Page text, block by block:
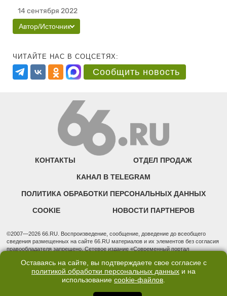
14 сентября 2022
Автор/Источник
ЧИТАЙТЕ НАС В СОЦСЕТЯХ:
Сообщить новость
КОНТАКТЫ ОТДЕЛ ПРОДАЖ
КАНАЛ В TELEGRAM
ПОЛИТИКА ОБРАБОТКИ ПЕРСОНАЛЬНЫХ ДАННЫХ
COOKIE НОВОСТИ ПАРТНЕРОВ
©2007—2026 66.RU. Воспроизведение, сообщение, доведение до всеобщего
сведения размещенных на сайте 66.RU материалов и их элементов без согласия
правообладателя запрещено. Сетевое издание «Современный портал
надзору в сфере связи, информационных технологий и массовых коммуникаций
(Роскомнадзор). Регистрационный номер ЭЛ № ФС 77 - 76634 от 02.09.2019
Учредитель: Общество с ограниченной ответственностью "66.ру". Юридический
3, оф. 7015 Фактический адрес редакции и отдела продаж: 620014, Свердловская
Оставаясь на сайте, вы подтверждаете свое согласие с
политикой обработки персональных данных и на
использование cookie-файлов.